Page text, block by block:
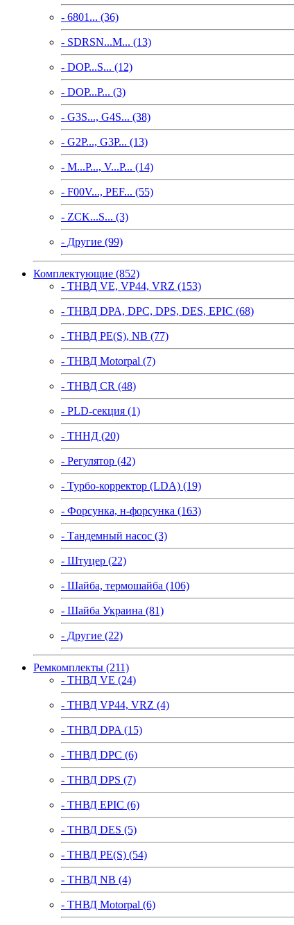
- 6801... (36)
- SDRSN...M... (13)
- DOP...S... (12)
- DOP...P... (3)
- G3S..., G4S... (38)
- G2P..., G3P... (13)
- M...P..., V...P... (14)
- F00V..., PEF... (55)
- ZCK...S... (3)
- Другие (99)
Комплектующие (852)
- ТНВД VE, VP44, VRZ (153)
- ТНВД DPA, DPC, DPS, DES, EPIC (68)
- ТНВД PE(S), NB (77)
- ТНВД Motorpal (7)
- ТНВД CR (48)
- PLD-секция (1)
- ТННД (20)
- Регулятор (42)
- Турбо-корректор (LDA) (19)
- Форсунка, н-форсунка (163)
- Тандемный насос (3)
- Штуцер (22)
- Шайба, термошайба (106)
- Шайба Украина (81)
- Другие (22)
Ремкомплекты (211)
- ТНВД VE (24)
- ТНВД VP44, VRZ (4)
- ТНВД DPA (15)
- ТНВД DPC (6)
- ТНВД DPS (7)
- ТНВД EPIC (6)
- ТНВД DES (5)
- ТНВД PE(S) (54)
- ТНВД NB (4)
- ТНВД Motorpal (6)